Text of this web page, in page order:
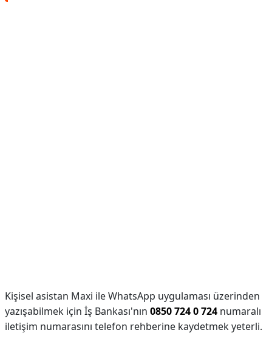
Kişisel asistan Maxi ile WhatsApp uygulaması üzerinden
yazışabilmek için İş Bankası'nın 0850 724 0 724 numaralı
iletişim numarasını telefon rehberine kaydetmek yeterli.